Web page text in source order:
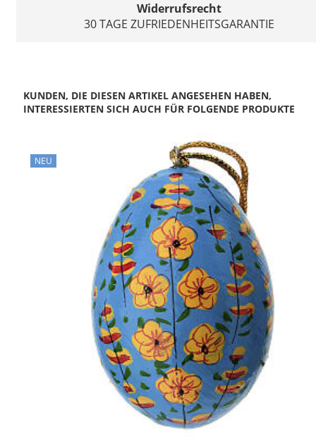
Widerrufsrecht
30 TAGE ZUFRIEDENHEITSGARANTIE
KUNDEN, DIE DIESEN ARTIKEL ANGESEHEN HABEN,
INTERESSIERTEN SICH AUCH FÜR FOLGENDE PRODUKTE
NEU